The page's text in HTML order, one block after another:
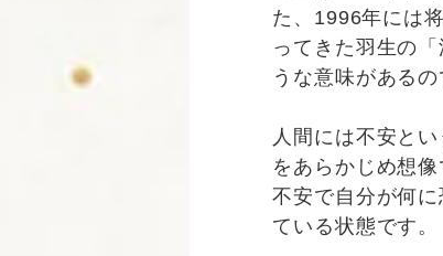
た、1996年には
ってきた羽生の
うな意味があるの
人間には不安と
をあらかじめ想
不安で自分が何
ている状態です。